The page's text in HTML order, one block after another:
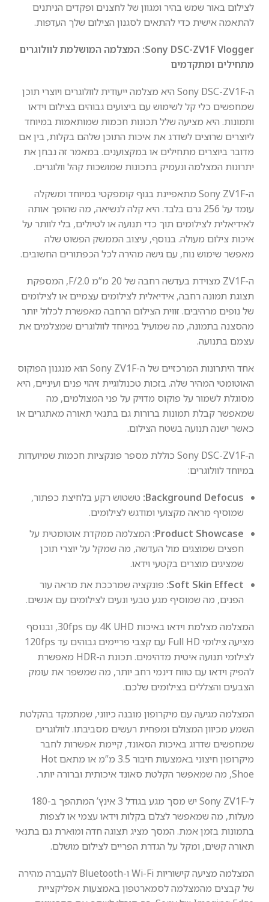
לצילום באור שמש בהיר ומגוון של לחצנים ופקדים הניתנים
להתאמה אישית כדי להתאים לסגנון הצילום שלך העדפות.
Sony DSC
-ZV1F Vlogger: המצלמה המושלמת לוולוגרים
מתחילים ומתקדמים
ה-Sony DSC
-ZV1F היא מצלמה ייעודית לוולוגרים ויוצרי תוכן
שמחפשים כלי קל לשימוש עם ביצועים גבוהים בצילום וידאו
ותמונות. היא מציעה שלל תכונות חכמות שמותאמות במיוחד
ליוצרים שרוצים לשדרג את איכות התוכן שלהם בקלות, בין אם
מדובר ביוצרים מתחילים או במקצוענים. במאמר זה נבחן את
יתרונות המצלמה ונעמיק בתכונות שמושכות קהל וולוגרים.
ה-Sony ZV1F מתאפיינת בגוף קומפקטי במיוחד ומשקלה
עומד על 256 גרם בלבד. היא קלה לנשיאה, מה שהופך אותה
לאידיאלית לצילומים תוך כדי תנועה או לטיולים, בלי לוותר על
איכות צילום מעולה. בנוסף, עיצוב הממשק הפשוט שלה
מאפשר שימוש נוח, עם גישה מהירה לכל הכפתורים החשובים.
ה-ZV1F מצוידת בעדשה רחבה של 20 מ”מ F/2.0, המספקת
תצוגת תמונה רחבה, אידיאלית לצילומים עצמיים או לצילומים
של נופים מרהיבים. זווית הצילום הרחבה מאפשרת לכלול יותר
מהסצנה בתמונה, מה שמועיל במיוחד לוולוגרים שמצלמים את
עצמם בתנועה.
אחד היתרונות המרכזיים של ה-Sony ZV1F הוא מנגנון הפוקוס
האוטומטי המהיר שלה. בזכות טכנולוגיית זיהוי פנים ועיניים, היא
מסוגלת לשמור על פוקוס מדויק על פני המצולמים, מה
שמאפשר קבלת תמונות ברורות גם בתנאי תאורה מאתגרים או
כאשר ישנה תנועה בשטח הצילום.
ה-Sony DSC
-ZV1F כוללת מספר פונקציות חכמות שמיועדות
במיוחד לוולוגרים:
Background Defocus: טשטוש רקע בלחיצת כפתור,
שמוסיף מראה מקצועי ומודגש לצילומים.
Product Showcase: המצלמה ממקדת אוטומטית על
חפצים שמוצגים מול העדשה, מה שמקל על יוצרי תוכן
שמציגים מוצרים בקטעי וידאו.
Soft Skin Effect: פונקציה שמרככת את מראה עור
הפנים, מה שמוסיף מגע טבעי ונעים לצילומים עם אנשים.
המצלמה מצלמת וידאו באיכות 4K UHD
עם 30fps, ובנוסף
מציעה צילומי Full HD עם קצבי פריימים גבוהים עד 120fps
לצילומי תנועה איטית מדהימים. תכונת ה-HDR מאפשרת
להפיק וידאו עם טווח דינמי רחב יותר, מה שמשפר את עומק
הצבעים והצללים בצילומים שלכם.
המצלמה מגיעה עם מיקרופון מובנה כיווני, שמתמקד בהקלטת
השמע מכיוון המצולם ומפחית רעשים מסביבתו. לוולוגרים
שמחפשים שדרוג באיכות הסאונד, קיימת אפשרות לחבר
מיקרופון חיצוני באמצעות חיבור 3.5 מ”מ או מתאם Hot
Shoe, מה שמאפשר הקלטת סאונד איכותית וברורה יותר.
ל-Sony ZV1F יש מסך מגע בגודל 3 אינץ’ המתהפך ב-180
מעלות, מה שמאפשר לצלם בקלות וידאו עצמי או לצפות
בתמונות בזמן אמת. המסך מציג תצוגה חדה ומוארת גם בתנאי
תאורה קשים, ומקל על הגדרת הפריים לצילום מושלם.
המצלמה מציעה קישוריות Wi-Fi ו-Bluetooth להעברה מהירה
של קבצים מהמצלמה לסמארטפון באמצעות אפליקציית